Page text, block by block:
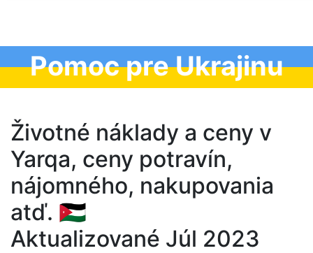
Pomoc pre Ukrajinu
Životné náklady a ceny v
Yarqa, ceny potravín,
nájomného, nakupovania
atď. 🇯🇴
Aktualizované Júl 2023